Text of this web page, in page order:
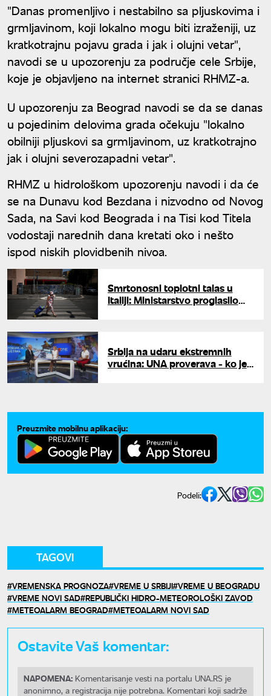
"Danas promenljivo i nestabilno sa pljuskovima i
grmljavinom, koji lokalno mogu biti izraženiji, uz
kratkotrajnu pojavu grada i jak i olujni vetar",
navodi se u upozorenju za područje cele Srbije,
koje je objavljeno na internet stranici RHMZ-a.
U upozorenju za Beograd navodi se da se danas
u pojedinim delovima grada očekuju "lokalno
obilniji pljuskovi sa grmljavinom, uz kratkotrajno
jak i olujni severozapadni vetar".
RHMZ u hidrološkom upozorenju navodi i da će
se na Dunavu kod Bezdana i nizvodno od Novog
Sada, na Savi kod Beograda i na Tisi kod Titela
vodostaji narednih dana kretati oko i nešto
ispod niskih plovidbenih nivoa.
Smrtonosni toplotni talas u
Italiji: Ministarstvo proglasilo
Srbija na udaru ekstremnih
vrućina: UNA proverava - ko je
Preuzmite mobilnu aplikaciju:
Podeli:
TAGOVI
VREMENSKA PROGNOZA VREME U SRBIJI VREME U BEOGRADU
VREME NOVI SAD REPUBLIČKI HIDRO-METEOROLOŠKI ZAVOD
METEOALARM BEOGRAD METEOALARM NOVI SAD
Ostavite Vaš komentar:
NAPOMENA: Komentarisanje vesti na portalu UNA.RS je
anonimno, a registracija nije potrebna. Komentari koji sadrže